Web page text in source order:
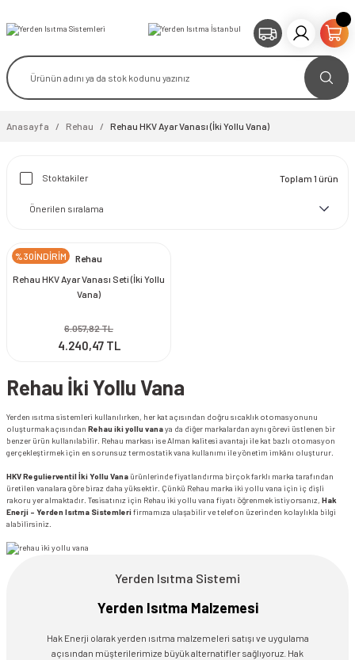
Anasayfa Rehau Rehau HKV Ayar Vanası (İki Yollu Vana)
Stoktakiler Toplam 1 ürün
%30İNDİRİM
Rehau
Rehau HKV Ayar Vanası Seti (İki Yollu
Vana)
6.057,82 TL
4.240,47 TL
Rehau İki Yollu Vana
Yerden ısıtma sistemleri kullanılırken, her kat açısından doğru sıcaklık otomasyonunu
oluşturmak açısından Rehau iki yollu vanaya da diğer markalardan aynı görevi üstlenen bir
benzer ürün kullanılabilir. Rehau markası ise Alman kalitesi avantajı ile kat bazlı otomasyon
gerçekleştirmek için en sorunsuz termostatik vana kullanımı ile yönetim imkânı oluşturur.
HKV Regulierventil İki Yollu Vana ürünlerinde fiyatlandırma birçok farklı marka tarafından
üretilen vanalara göre biraz daha yüksektir. Çünkü Rehau marka iki yollu vana için iç dişli
rakoru yer almaktadır. Tesisatınız için Rehau iki yollu vana fiyatı öğrenmek istiyorsanız, Hak
Enerji - Yerden Isıtma Sistemlerifirmamıza ulaşabilir ve telefon üzerinden kolaylıkla bilgi
alabilirsiniz.
Yerden Isıtma Sistemi
Yerden Isıtma Malzemesi
Hak Enerji olarak yerden ısıtma malzemeleri satışı ve uygulama
açısından müşterilerimize büyük alternatifler sağlıyoruz. Hak